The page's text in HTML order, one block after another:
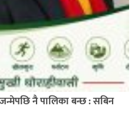
लागुऔषध कारोबारमा संलग्न
नै पालिका बन्छ : सबिन